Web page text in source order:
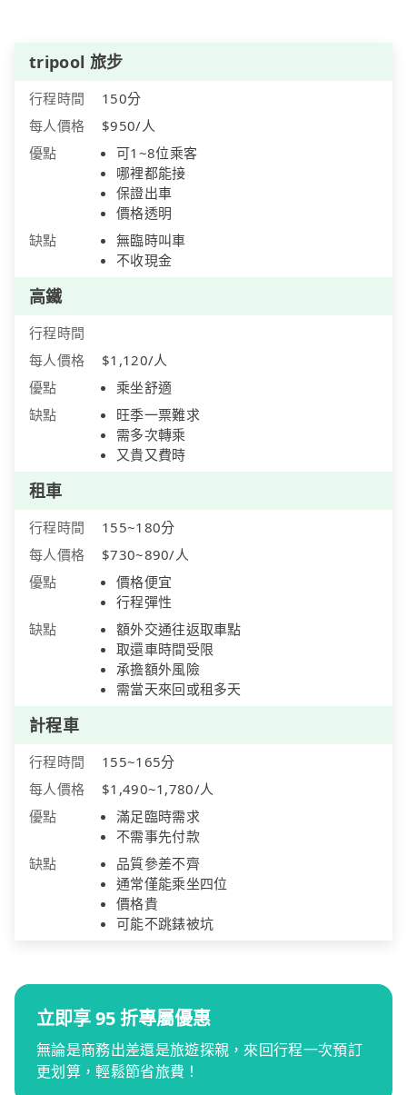
tripool 旅步
行程時間
150分
每人價格
$950/人
優點
可1~8位乘客
哪裡都能接
保證出車
價格透明
缺點
無臨時叫車
不收現金
高鐵
行程時間
每人價格
$1,120/人
優點
乘坐舒適
缺點
旺季一票難求
需多次轉乘
又貴又費時
租車
行程時間
155~180分
每人價格
$730~890/人
優點
價格便宜
行程彈性
缺點
額外交通往返取車點
取還車時間受限
承擔額外風險
需當天來回或租多天
計程車
行程時間
155~165分
每人價格
$1,490~1,780/人
優點
滿足臨時需求
不需事先付款
缺點
品質參差不齊
通常僅能乘坐四位
價格貴
可能不跳錶被坑
立即享 95 折專屬優惠
無論是商務出差還是旅遊探親，來回行程一次預訂
更划算，輕鬆節省旅費！